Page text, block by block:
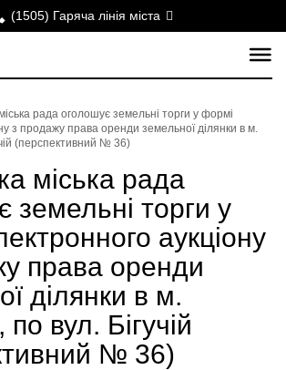
(1505) Гаряча лінія міста
рада оголошує земельні торги у формі
з продажу права оренди земельної ділянки в м.
(перспективний № 36)
міська рада
земельні торги у
аукціону
права оренди
ділянки в м.
вул. Бігучій
№ 36)